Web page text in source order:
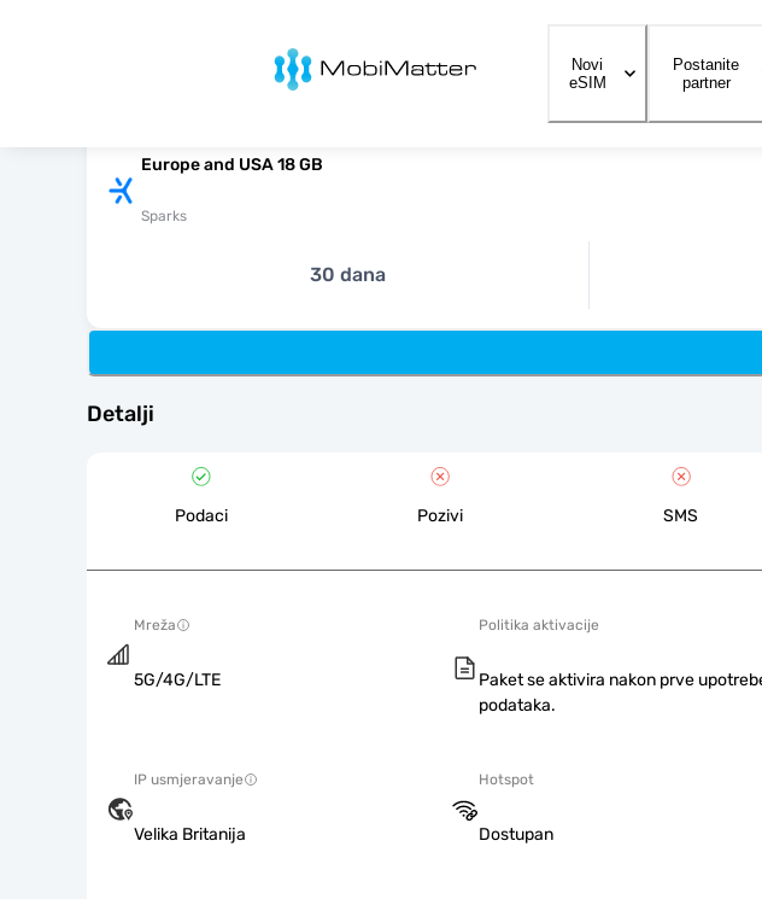
MobiMatter
Novi
eSIM
Postanite
partner
Europe and USA 18 GB
Sparks
30 dana
Detalji
Podaci Pozivi SMS
Mreža
5G/4G/LTE
Politika aktivacije
Paket se aktivira nakon prve
podataka.
IP usmjeravanje
Velika Britanija
Hotspot
Dostupan